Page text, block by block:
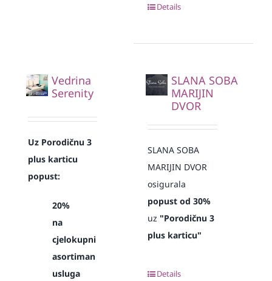
Details
Vedrina
Serenity
Uz Porodičnu 3
plus karticu
popust:
20%
na
cjelokupni
asortiman
usluga
SLANA SOBA
MARIJIN
DVOR
SLANA SOBA
MARIJIN DVOR
osigurala
popust od 30%
uz"Porodičnu 3
plus karticu"
Details